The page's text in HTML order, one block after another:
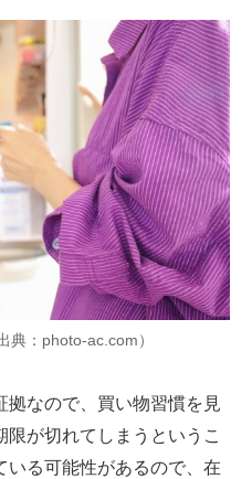
典：photo-ac.com）
なので、買い物習慣を見
が切れてしまうというこ
いる可能性があるので、在